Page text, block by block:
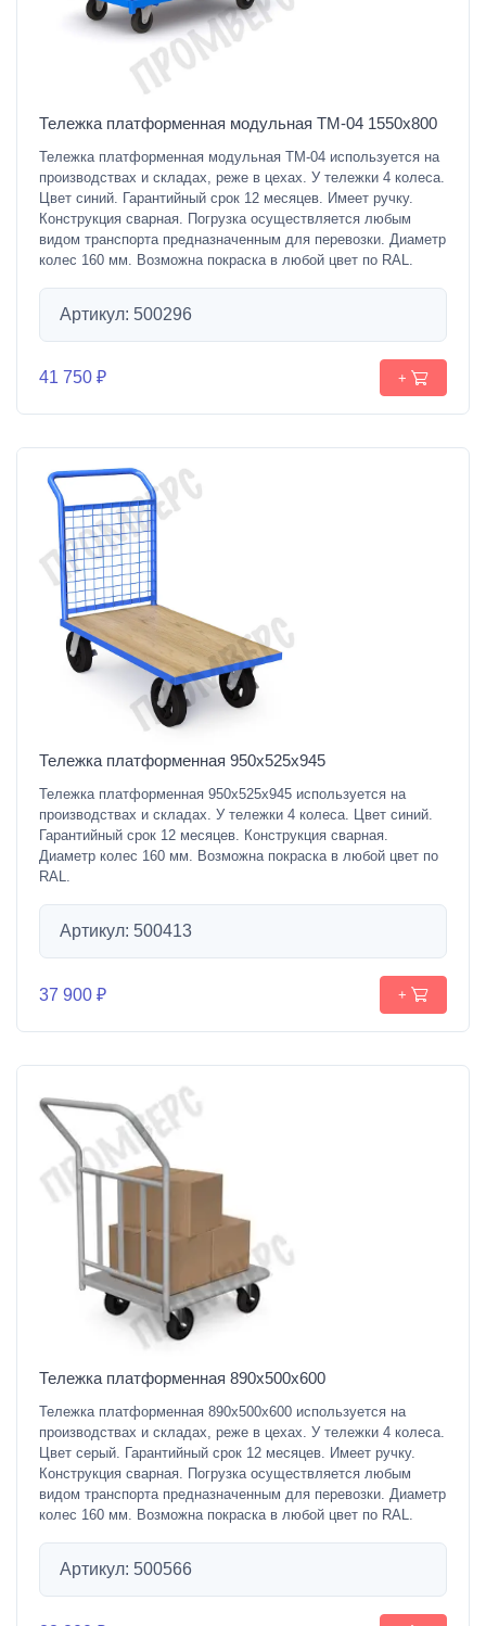
Тележка платформенная модульная ТМ-04 1550х800
Тележка платформенная модульная ТМ-04 используется на
производствах и складах, реже в цехах. У тележки 4 колеса.
Цвет синий. Гарантийный срок 12 месяцев. Имеет ручку.
Конструкция сварная. Погрузка осуществляется любым
видом транспорта предназначенным для перевозки. Диаметр
колес 160 мм. Возможна покраска в любой цвет по RAL.
Артикул: 500296
41 750 ₽ +
Тележка платформенная 950х525х945
Тележка платформенная 950х525х945 используется на
производствах и складах. У тележки 4 колеса. Цвет синий.
Гарантийный срок 12 месяцев. Конструкция сварная.
Диаметр колес 160 мм. Возможна покраска в любой цвет по
RAL.
Артикул: 500413
37 900 ₽ +
Тележка платформенная 890х500х600
Тележка платформенная 890х500х600 используется на
производствах и складах, реже в цехах. У тележки 4 колеса.
Цвет серый. Гарантийный срок 12 месяцев. Имеет ручку.
Конструкция сварная. Погрузка осуществляется любым
видом транспорта предназначенным для перевозки. Диаметр
колес 160 мм. Возможна покраска в любой цвет по RAL.
Артикул: 500566